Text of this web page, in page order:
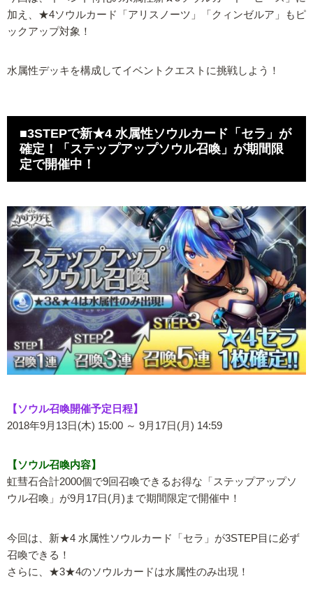
加え、★4ソウルカード「アリスノーツ」「クィンゼルア」もピ
ックアップ対象！
水属性デッキを構成してイベントクエストに挑戦しよう！
■3STEPで新★4 水属性ソウルカード「セラ」が
確定！「ステップアップソウル召喚」が期間限
定で開催中！
【ソウル召喚開催予定日程】
2018年9月13日(木) 15:00 ～ 9月17日(月) 14:59
【ソウル召喚内容】
虹彗石合計2000個で9回召喚できるお得な「ステップアップソ
ウル召喚」が9月17日(月)まで期間限定で開催中！
今回は、新★4 水属性ソウルカード「セラ」が3STEP目に必ず
召喚できる！
さらに、★3★4のソウルカードは水属性のみ出現！